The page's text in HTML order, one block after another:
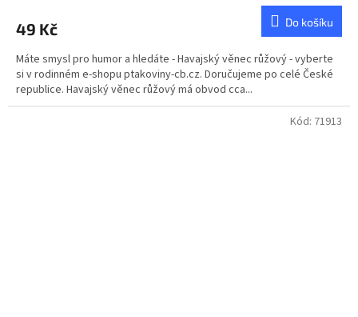
49 Kč Do košíku
Máte smysl pro humor a hledáte - Havajský věnec růžový - vyberte
si v rodinném e-shopu ptakoviny-cb.cz. Doručujeme po celé České
republice. Havajský věnec růžový má obvod cca...
Kód: 71913